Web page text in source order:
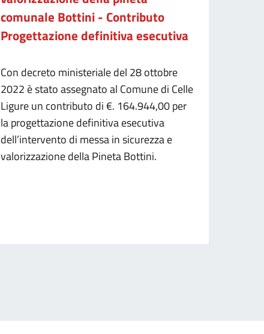
comunale Bottini - Contributo
Progettazione definitiva esecutiva
Con decreto ministeriale del 28 ottobre
2022 è stato assegnato al Comune di Celle
Ligure un contributo di €. 164.944,00 per
la progettazione definitiva esecutiva
dell’intervento di messa in sicurezza e
valorizzazione della Pineta Bottini.